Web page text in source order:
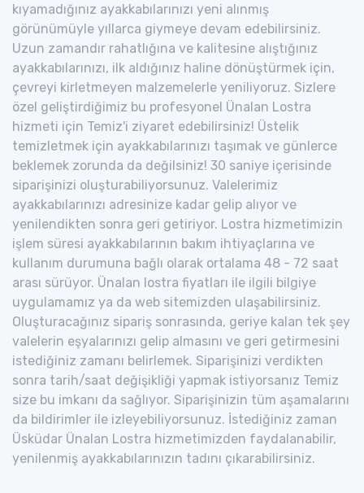
kıyamadığınız ayakkabılarınızı yeni alınmış
görünümüyle yıllarca giymeye devam edebilirsiniz.
Uzun zamandır rahatlığına ve kalitesine alıştığınız
ayakkabılarınızı, ilk aldığınız haline dönüştürmek için,
çevreyi kirletmeyen malzemelerle yeniliyoruz. Sizlere
özel geliştirdiğimiz bu profesyonel Ünalan Lostra
hizmeti için Temiz'i ziyaret edebilirsiniz! Üstelik
temizletmek için ayakkabılarınızı taşımak ve günlerce
beklemek zorunda da değilsiniz! 30 saniye içerisinde
siparişinizi oluşturabiliyorsunuz. Valelerimiz
ayakkabılarınızı adresinize kadar gelip alıyor ve
yenilendikten sonra geri getiriyor. Lostra hizmetimizin
işlem süresi ayakkabılarının bakım ihtiyaçlarına ve
kullanım durumuna bağlı olarak ortalama 48 - 72 saat
arası sürüyor. Ünalan lostra fiyatları ile ilgili bilgiye
uygulamamız ya da web sitemizden ulaşabilirsiniz.
Oluşturacağınız sipariş sonrasında, geriye kalan tek şey
valelerin eşyalarınızı gelip almasını ve geri getirmesini
istediğiniz zamanı belirlemek. Siparişinizi verdikten
sonra tarih/saat değişikliği yapmak istiyorsanız Temiz
size bu imkanı da sağlıyor. Siparişinizin tüm aşamalarını
da bildirimler ile izleyebiliyorsunuz. İstediğiniz zaman
Üsküdar Ünalan Lostra hizmetimizden faydalanabilir,
yenilenmiş ayakkabılarınızın tadını çıkarabilirsiniz.